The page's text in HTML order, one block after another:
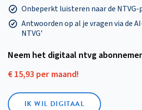
Onbeperkt luisteren naar de NTVG-
Antwoorden op al je vragen via de
NTVG'
Neem het digitaal ntvg
€ 15,93 per maand!
IK WIL DIGITAAL